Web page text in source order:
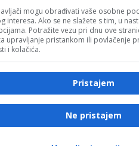
6. 2025.
Sigurnost pacijenata i etički
više od pet osoba, navodno
mogu obrađivati vaše osobne
interesa. Ako se ne slažete s tim, u
Potražite vezu pri dnu ove
upravljanje pristankom ili povlačenje
i kolačića.
Pristajem
Ne pristajem